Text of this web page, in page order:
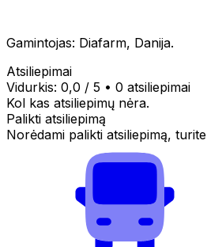
Gamintojas: Diafarm, Danija.
Atsiliepimai
Vidurkis: 0,0 / 5 • 0 atsiliepimai
Kol kas atsiliepimų nėra.
Palikti atsiliepimą
Norėdami palikti atsiliepimą, turite